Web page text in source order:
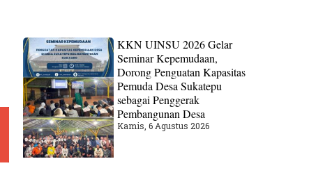
KKN UINSU 2026 Gelar
Seminar Kepemudaan,
Dorong Penguatan Kapasitas
Pemuda Desa Sukatepu
sebagai Penggerak
Pembangunan Desa
Kamis, 6 Agustus 2026